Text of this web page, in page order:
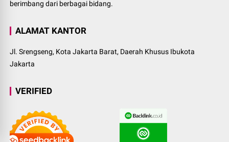
berimbang dari berbagai bidang.
ALAMAT KANTOR
Jl. Srengseng, Kota Jakarta Barat, Daerah Khusus Ibukota
Jakarta
VERIFIED